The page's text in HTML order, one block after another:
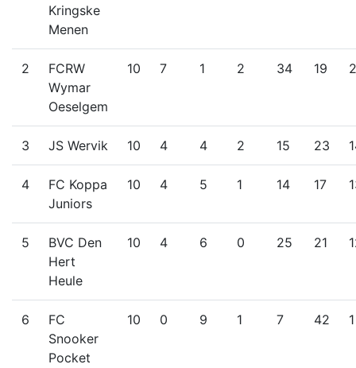
Kringske
Menen
2
FCRW
Wymar
Oeselgem
10 7 1 2 34 19
3 JS Wervik 10 4 4 2 15 23
4
FC Koppa
Juniors
10 4 5 1 14 17
5
BVC Den
Hert
Heule
10 4 6 0 25 21
6
FC
Snooker
Pocket
10 0 9 1 7 42 1